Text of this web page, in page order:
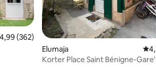
hinnang 4,99/5, 362 hinnangut
4,99 (362)
Elumaja
Korter Place Saint Bénigne-